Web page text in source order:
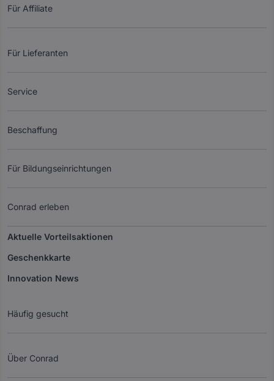
Für Affiliate
Für Lieferanten
Service
Beschaffung
Für Bildungseinrichtungen
Conrad erleben
Aktuelle Vorteilsaktionen
Geschenkkarte
Innovation News
Häufig gesucht
Über Conrad